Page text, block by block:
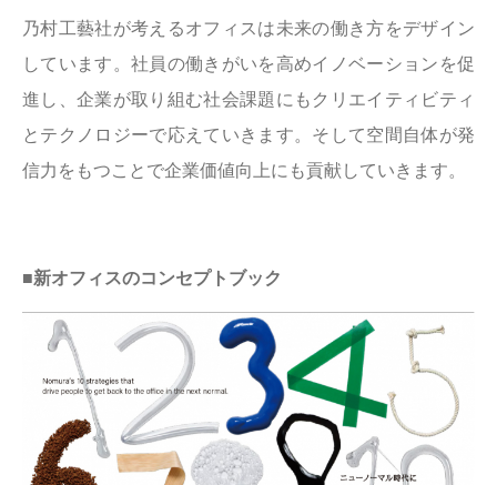
乃村工藝社が考えるオフィスは未来の働き方をデザイン
しています。社員の働きがいを高めイノベーションを促
進し、企業が取り組む社会課題にもクリエイティビティ
とテクノロジーで応えていきます。そして空間自体が発
信力をもつことで企業価値向上にも貢献していきます。
■新オフィスのコンセプトブック